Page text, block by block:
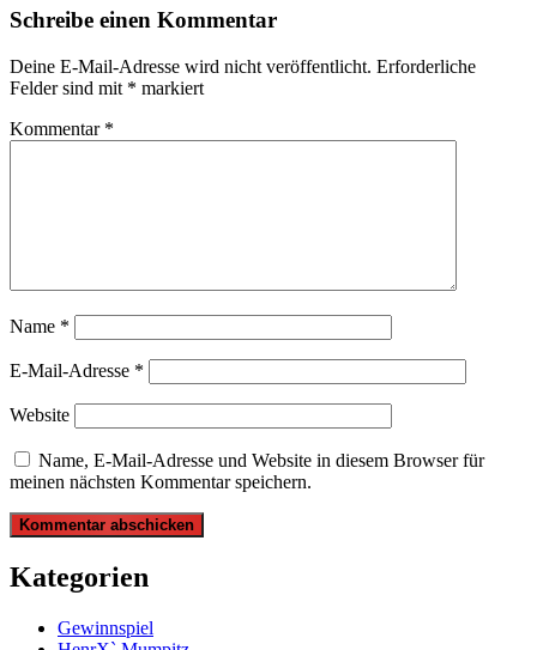
Schreibe einen Kommentar
Deine E-Mail-Adresse wird nicht veröffentlicht. Erforderliche
Felder sind mit * markiert
Kommentar *
Name *
E-Mail-Adresse *
Website
Name, E-Mail-Adresse und Website in diesem Browser für
meinen nächsten Kommentar speichern.
Kategorien
Gewinnspiel